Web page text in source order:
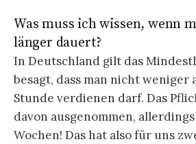
Was muss ich wissen, wenn
länger dauert?
In Deutschland gilt das
besagt, dass man nicht weniger
Stunde verdienen darf. Das
davon ausgenommen,
Wochen! Das hat also für uns